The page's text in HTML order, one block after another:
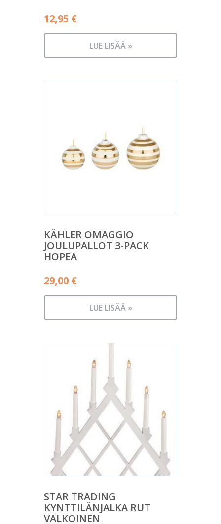
12,95 €
LUE LISÄÄ »
KÄHLER OMAGGIO
JOULUPALLOT 3-PACK
HOPEA
29,00 €
LUE LISÄÄ »
STAR TRADING
KYNTTILÄNJALKA RUT
VALKOINEN